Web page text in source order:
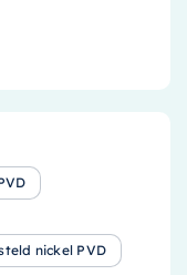
nickel PVD